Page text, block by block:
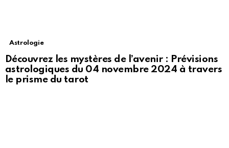
Astrologie
Découvrez les mystères de l’avenir : Prévisions
astrologiques du 04 novembre 2024 à travers
le prisme du tarot